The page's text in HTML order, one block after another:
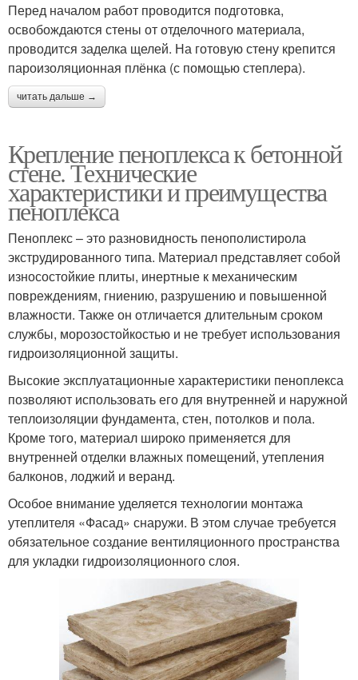
Перед началом работ проводится подготовка,
освобождаются стены от отделочного материала,
проводится заделка щелей. На готовую стену крепится
пароизоляционная плёнка (с помощью степлера).
читать дальше →
Крепление пеноплекса к бетонной
стене. Технические
характеристики и преимущества
пеноплекса
Пеноплекс – это разновидность пенополистирола
экструдированного типа. Материал представляет собой
износостойкие плиты, инертные к механическим
повреждениям, гниению, разрушению и повышенной
влажности. Также он отличается длительным сроком
службы, морозостойкостью и не требует использования
гидроизоляционной защиты.
Высокие эксплуатационные характеристики пеноплекса
позволяют использовать его для внутренней и наружной
теплоизоляции фундамента, стен, потолков и пола.
Кроме того, материал широко применяется для
внутренней отделки влажных помещений, утепления
балконов, лоджий и веранд.
Особое внимание уделяется технологии монтажа
утеплителя «Фасад» снаружи. В этом случае требуется
обязательное создание вентиляционного пространства
для укладки гидроизоляционного слоя.